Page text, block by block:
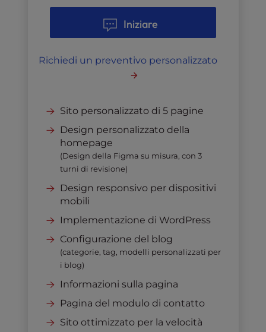
Iniziare
Richiedi un preventivo personalizzato
Sito personalizzato di 5 pagine
Design personalizzato della
homepage
(Design della Figma su misura, con 3
turni di revisione)
Design responsivo per dispositivi
mobili
Implementazione di WordPress
Configurazione del blog
(categorie, tag, modelli personalizzati per
i blog)
Informazioni sulla pagina
Pagina del modulo di contatto
Sito ottimizzato per la velocità